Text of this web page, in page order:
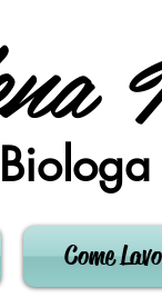
Come